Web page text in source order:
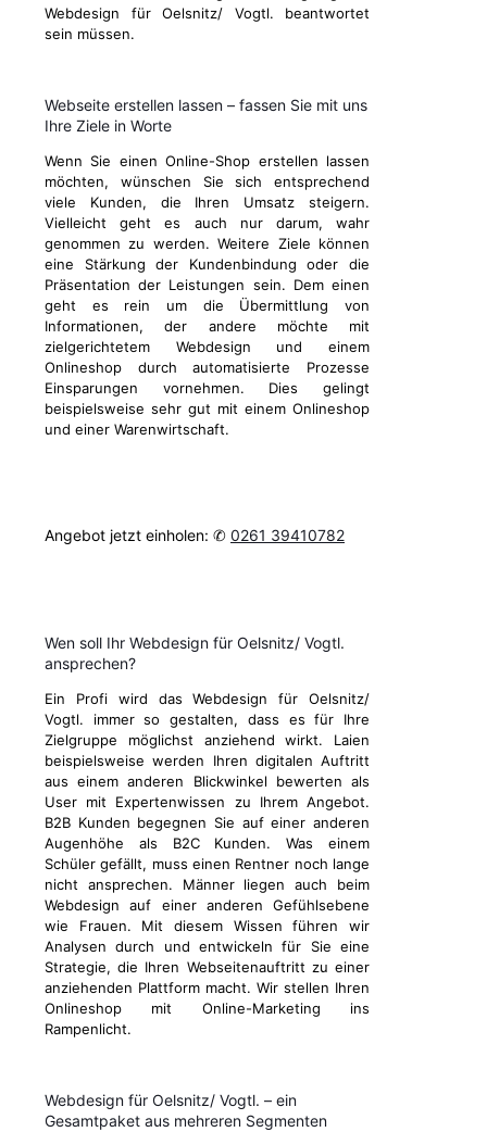
Webdesign für Oelsnitz/ Vogtl. beantwortet
sein müssen.
Webseite erstellen lassen – fassen Sie mit uns
Ihre Ziele in Worte
Wenn Sie einen Online-Shop erstellen lassen
möchten, wünschen Sie sich entsprechend
viele Kunden, die Ihren Umsatz steigern.
Vielleicht geht es auch nur darum, wahr
genommen zu werden. Weitere Ziele können
eine Stärkung der Kundenbindung oder die
Präsentation der Leistungen sein. Dem einen
geht es rein um die Übermittlung von
Informationen, der andere möchte mit
zielgerichtetem Webdesign und einem
Onlineshop durch automatisierte Prozesse
Einsparungen vornehmen. Dies gelingt
beispielsweise sehr gut mit einem Onlineshop
und einer Warenwirtschaft.
Angebot jetzt einholen: ✆ 0261 39410782
Wen soll Ihr Webdesign für Oelsnitz/ Vogtl.
ansprechen?
Ein Profi wird das Webdesign für Oelsnitz/
Vogtl. immer so gestalten, dass es für Ihre
Zielgruppe möglichst anziehend wirkt. Laien
beispielsweise werden Ihren digitalen Auftritt
aus einem anderen Blickwinkel bewerten als
User mit Expertenwissen zu Ihrem Angebot.
B2B Kunden begegnen Sie auf einer anderen
Augenhöhe als B2C Kunden. Was einem
Schüler gefällt, muss einen Rentner noch lange
nicht ansprechen. Männer liegen auch beim
Webdesign auf einer anderen Gefühlsebene
wie Frauen. Mit diesem Wissen führen wir
Analysen durch und entwickeln für Sie eine
Strategie, die Ihren Webseitenauftritt zu einer
anziehenden Plattform macht. Wir stellen Ihren
Onlineshop mit Online-Marketing ins
Rampenlicht.
Webdesign für Oelsnitz/ Vogtl. – ein
Gesamtpaket aus mehreren Segmenten